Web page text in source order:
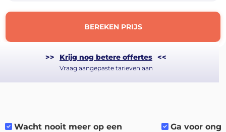
BEREKEN PRIJS
>> Krijg nog betere offertes <<
Vraag aangepaste tarieven aan
Wacht nooit meer op een
Ga voor